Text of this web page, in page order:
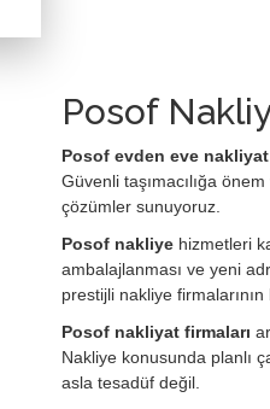
Posof
Posof evden eve nakliyat
Güvenli taşımacılığa
çözümler sunuyoruz.
Posof nakliyehizmetleri
ambalajlanması ve yeni
prestijli nakliye
Posof nakliyat firmaları
Nakliye konusunda planlı
asla tesadüf değil.